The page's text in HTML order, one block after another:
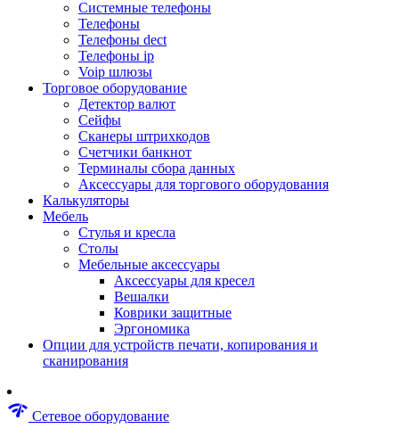
Охранно-пожарная сигнализация
Коннекторы и розетки
Инструмент и садовая техника
Электро и пневмоинструмент
Аксессуары для пневмоинструментов
Гайковерты пневматические
Инструмент измерительный
Краскораспылители пневматические
Наборы пневматические
Пистолеты пневматические
Шуруповерты
Дрели
Лобзики
Перфораторы
Шлифмашины
Наборы инструментов
Пилы
Пылесосы строительные
Системные телефоны
Телефоны
Телефоны dect
Телефоны ip
Voip шлюзы
Торговое оборудование
Детектор валют
Сейфы
Сканеры штрихкодов
Счетчики банкнот
Терминалы сбора данных
Аксессуары для торгового оборудования
Калькуляторы
Мебель
Стулья и кресла
Столы
Мебельные аксессуары
Аксессуары для кресел
Вешалки
Коврики защитные
Эргономика
Опции для устройств печати, копирования и
сканирования
network_check Сетевое оборудование